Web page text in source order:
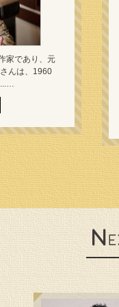
家であり、元
んは、1960
...…